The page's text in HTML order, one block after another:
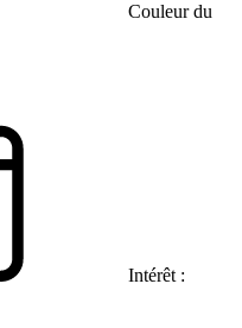
Couleur du
Intérêt :